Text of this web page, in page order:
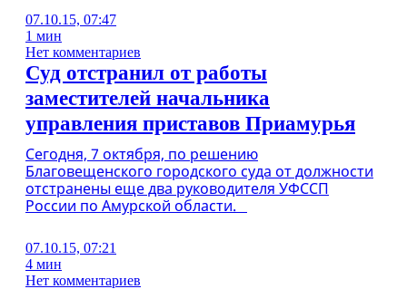
07.10.15, 07:47
1 мин
Нет комментариев
Суд отстранил от работы
заместителей начальника
управления приставов Приамурья
Сегодня, 7 октября, по решению
Благовещенского городского суда от должности
отстранены еще два руководителя УФССП
России по Амурской области.
07.10.15, 07:21
4 мин
Нет комментариев